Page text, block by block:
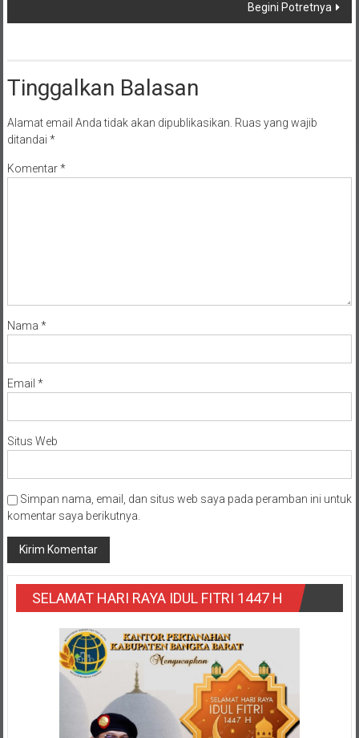
Begini Potretnya
Tinggalkan Balasan
Alamat email Anda tidak akan dipublikasikan. Ruas yang wajib
ditandai *
Komentar*
Nama *
Email *
Situs Web
Simpan nama, email, dan situs web saya pada peramban ini untuk
komentar saya berikutnya.
SELAMAT HARI RAYA IDUL FITRI 1447 H